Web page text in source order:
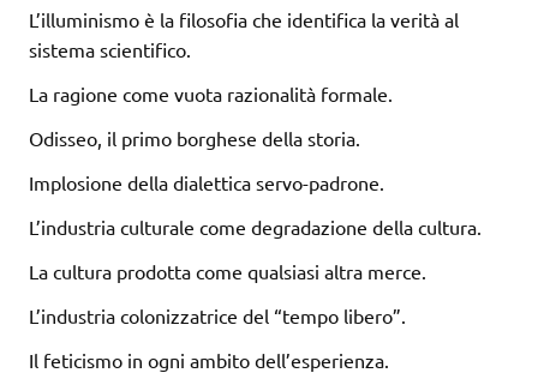
L’illuminismo è la filosofia che identifica la verità al
sistema scientifico.
La ragione come vuota razionalità formale.
Odisseo, il primo borghese della storia.
Implosione della dialettica servo-padrone.
L’industria culturale come degradazione della cultura.
La cultura prodotta come qualsiasi altra merce.
L’industria colonizzatrice del “tempo libero”.
Il feticismo in ogni ambito dell’esperienza.